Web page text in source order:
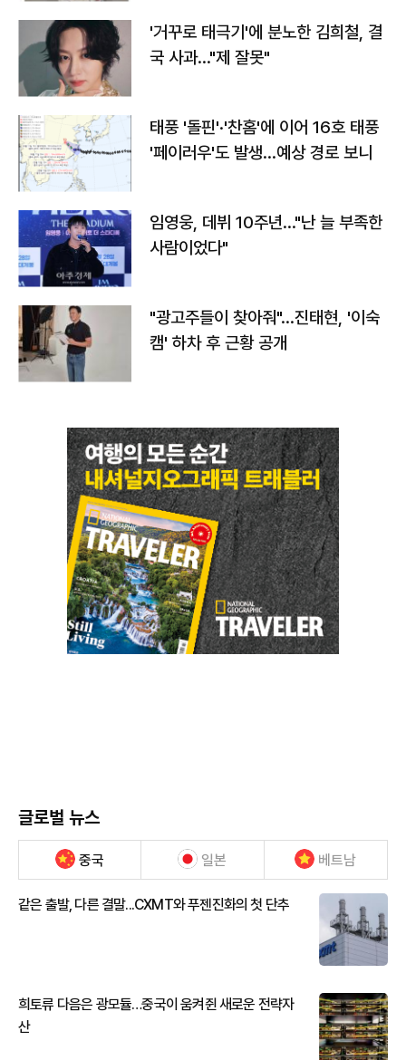
'거꾸로 태극기'에 분노한 김희철, 결
국 사과…"제 잘못"
태풍 '돌핀'·'찬홈'에 이어 16호 태풍
'페이러우'도 발생…예상 경로 보니
임영웅, 데뷔 10주년…"난 늘 부족한
사람이었다"
"광고주들이 찾아줘"…진태현, '이숙
캠' 하차 후 근황 공개
글로벌 뉴스
중국 일본 베트남
같은 출발, 다른 결말...CXMT와 푸젠진화의 첫 단추
희토류 다음은 광모듈…중국이 움켜쥔 새로운 전략자
산